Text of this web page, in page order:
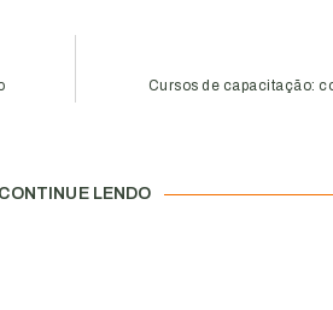
Cursos de capacitação:
CONTINUE LENDO